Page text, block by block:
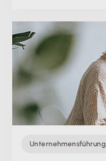
Unternehmensführung